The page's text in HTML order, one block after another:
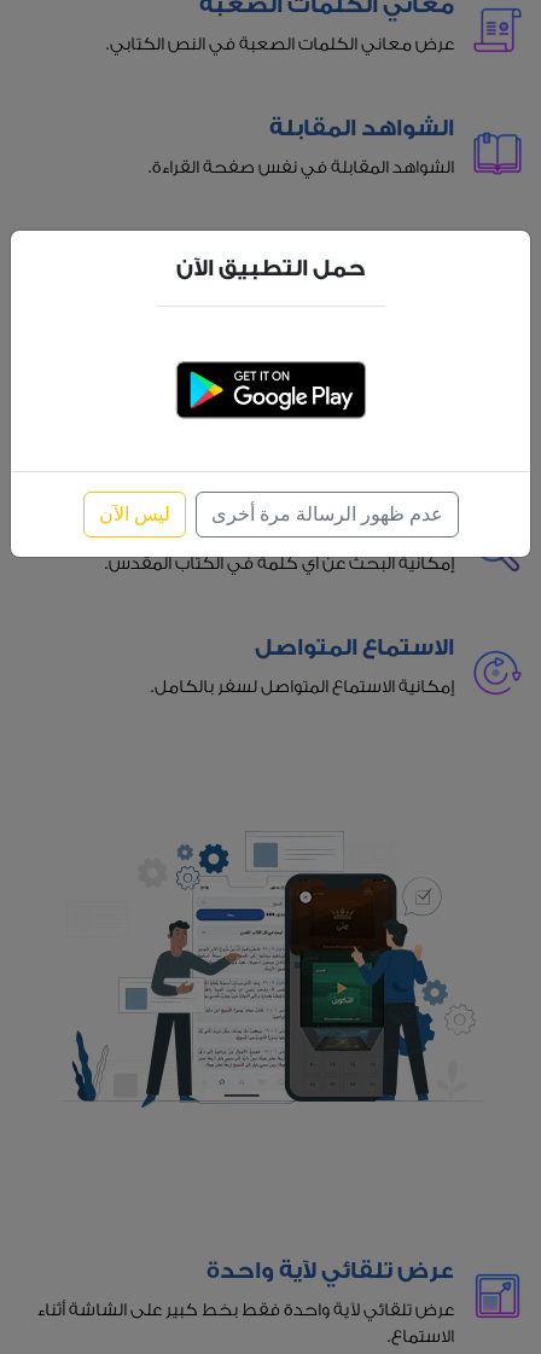
عرض معاني الكلمات الصعبة في النص الكتابي.
الشواهد المقابلة
الشواهد المقابلة في نفس صفحة القراءة.
الاستماع بجودة عالية
الاستماع بجودة عالية مع إمكانية تظليل تلقائي للآية
بحث متقدم
إمكانية البحث عن أي كلمة في الكتاب المقدس.
الاستماع المتواصل
إمكانية الاستماع المتواصل لسفر بالكامل.
عرض تلقائي لآية واحدة
عرض تلقائي لآية واحدة فقط بخط كبير على الشاشة أثناء
الاستماع.
حمل التطبيق الآن
عدم ظهور الرسالة مرة أخرى ليس الآن